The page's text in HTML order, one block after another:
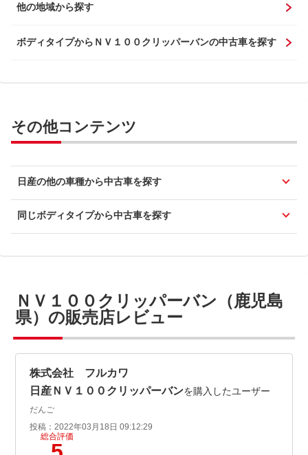
他の地域から探す
ボディタイプからＮＶ１００クリッパーバンの中古車を探す
その他コンテンツ
日産の他の車種から中古車を探す
同じボディタイプから中古車を探す
ＮＶ１００クリッパーバン（鹿児島
県）の販売店レビュー
株式会社 フルカワ
日産ＮＶ１００クリッパーバンを購入したユーザー
だんご
投稿：2022年03月18日 09:12:29
総合評価